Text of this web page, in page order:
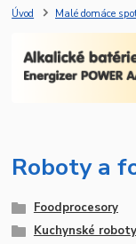
Úvod Malé domáce
Roboty a
Foodprocesory
Kuchynské roboty